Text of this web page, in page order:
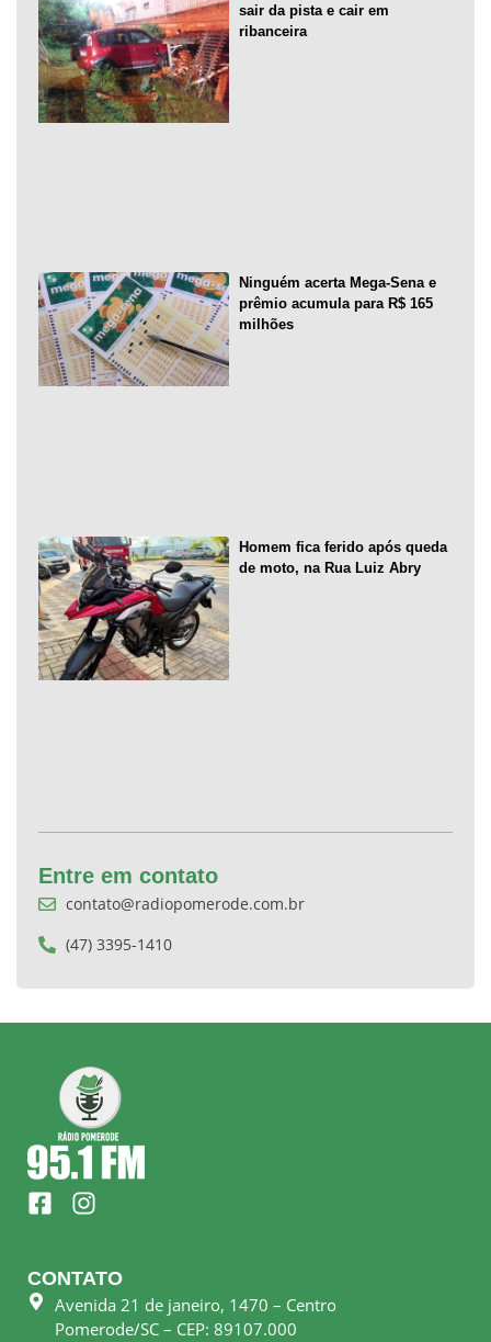
sair da pista e cair em
ribanceira
Ninguém acerta Mega-Sena e
prêmio acumula para R$ 165
milhões
Homem fica ferido após queda
de moto, na Rua Luiz Abry
Entre em contato
contato@radiopomerode.com.br
(47) 3395-1410
F
a
e
b
o
I
n
t
a
g
CONTATO
Avenida 21 de janeiro, 1470 – Centro
Pomerode/SC – CEP: 89107.000